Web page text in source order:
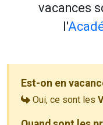
vacances
l'
Est-on en
Oui, ce sont les